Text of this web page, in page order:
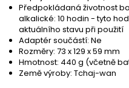
Předpokládaná životnost
alkalické: 10 hodin - tyto
aktuálního stavu při použití
Adaptér součástí: Ne
Rozměry: 73 x 129 x 59 mm
Hmotnost: 440 g (včetně
Země výroby: Tchaj-wan